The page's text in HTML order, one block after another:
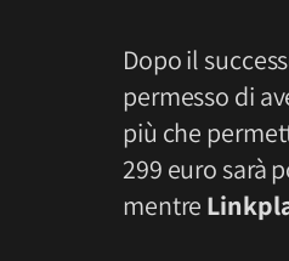
Dopo il
permesso di
più che
299 euro sarà
mentre